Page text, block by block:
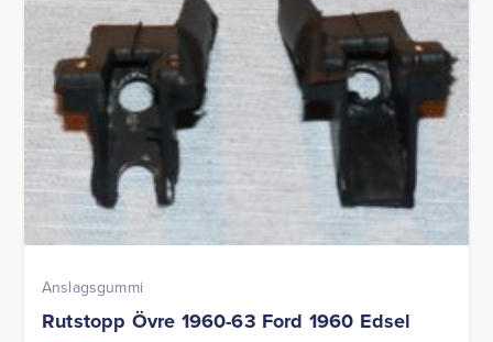
Anslagsgummi
Rutstopp Övre 1960-63 Ford 1960 Edsel